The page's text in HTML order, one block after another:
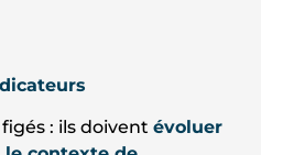
: ils doivent évoluer